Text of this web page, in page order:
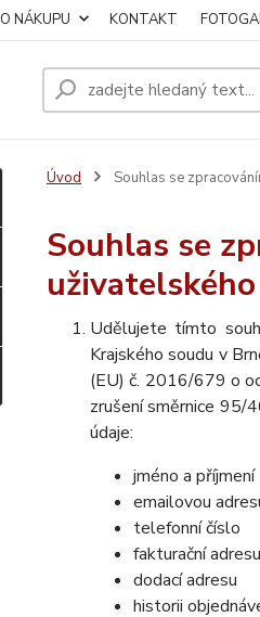
O NÁKUPU KONTAKT
Úvod Souhlas se
Souhlas se
Udělujete tímto
Krajského soudu v
(EU) č. 2016/679 o
zrušení směrnice 95/
údaje:
jméno a příjmení
emailovou
telefonní číslo
fakturační adresu
dodací adresu
historii